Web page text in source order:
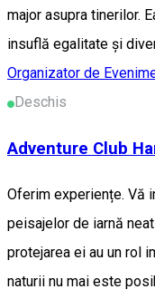
major asupra tinerilor.
insuflă egalitate şi
Organizator de
Deschis
Adventure Club
Oferim experiențe. Vă
peisajelor de iarnă
protejarea ei au un rol
naturii nu mai este